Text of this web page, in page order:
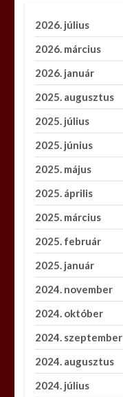
2026. július
2026. március
2026. január
2025. augusztus
2025. július
2025. június
2025. május
2025. április
2025. március
2025. február
2025. január
2024. november
2024. október
2024. szeptember
2024. augusztus
2024. július